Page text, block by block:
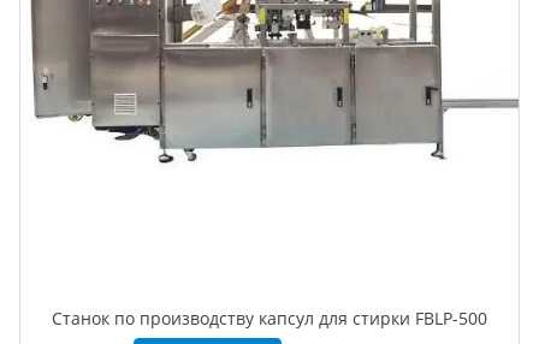
Станок по производству капсул для стирки FBLP-500